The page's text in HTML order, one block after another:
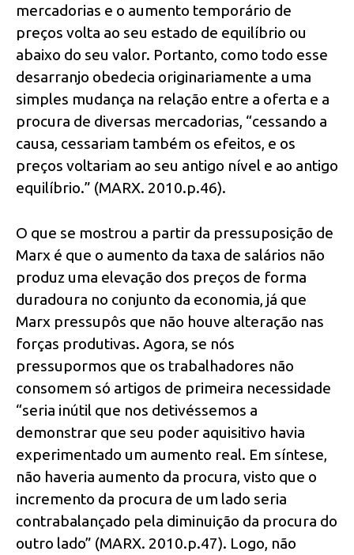
mercadorias e o aumento temporário de
preços volta ao seu estado de equilíbrio ou
abaixo do seu valor. Portanto, como todo esse
desarranjo obedecia originariamente a uma
simples mudança na relação entre a oferta e a
procura de diversas mercadorias, “cessando a
causa, cessariam também os efeitos, e os
preços voltariam ao seu antigo nível e ao antigo
equilíbrio.” (MARX. 2010.p.46).
O que se mostrou a partir da pressuposição de
Marx é que o aumento da taxa de salários não
produz uma elevação dos preços de forma
duradoura no conjunto da economia, já que
Marx pressupôs que não houve alteração nas
forças produtivas. Agora, se nós
pressupormos que os trabalhadores não
consomem só artigos de primeira necessidade
“seria inútil que nos detivéssemos a
demonstrar que seu poder aquisitivo havia
experimentado um aumento real. Em síntese,
não haveria aumento da procura, visto que o
incremento da procura de um lado seria
contrabalançado pela diminuição da procura do
outro lado” (MARX. 2010.p.47). Logo, não